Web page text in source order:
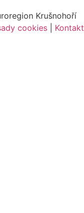
Krušnohoří
cookies​ Kontakt​